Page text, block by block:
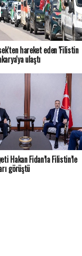
hareket eden 'Filistin
ulaştı
Hakan Fidan’la Filistin’le
görüştü